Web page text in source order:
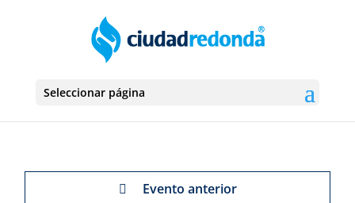
Seleccionar página
Evento anterior